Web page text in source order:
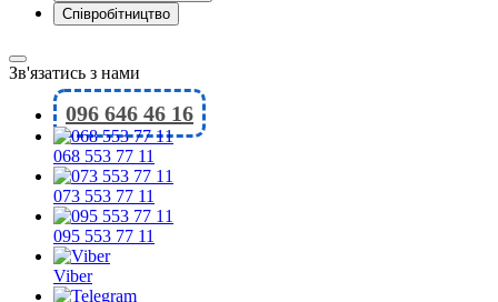
Співробітництво
Зв'язатись з нами
096 646 46 16
068 553 77 11
073 553 77 11
095 553 77 11
Viber